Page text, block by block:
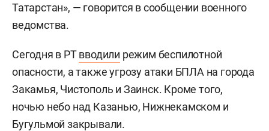
Татарстан», — говорится в сообщении военного
ведомства.
Сегодня в РТвводили режим беспилотной
опасности, а также угрозу атаки БПЛА на города
Закамья, Чистополь и Заинск. Кроме того,
ночью небо над Казанью, Нижнекамском и
Бугульмой закрывали.